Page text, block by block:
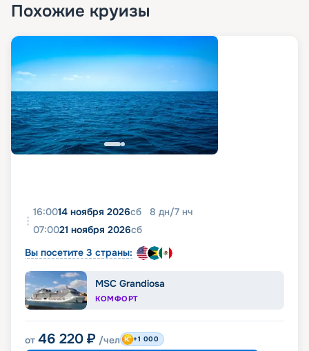
Похожие круизы
16:0014 ноября 2026сб 8 дн/7 нч
07:0021 ноября 2026сб
Вы посетите 3 страны:
MSC Grandiosa
КОМФОРТ
от 46 220 ₽ /чел +1 000